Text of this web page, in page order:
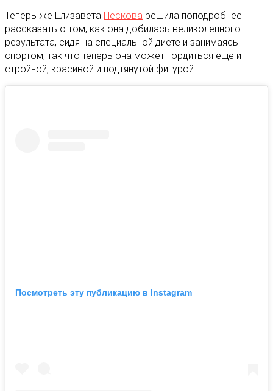
Теперь же Елизавета Пескова решила поподробнее
рассказать о том, как она добилась великолепного
результата, сидя на специальной диете и занимаясь
спортом, так что теперь она может гордиться еще и
стройной, красивой и подтянутой фигурой.
Посмотреть эту публикацию в Instagram